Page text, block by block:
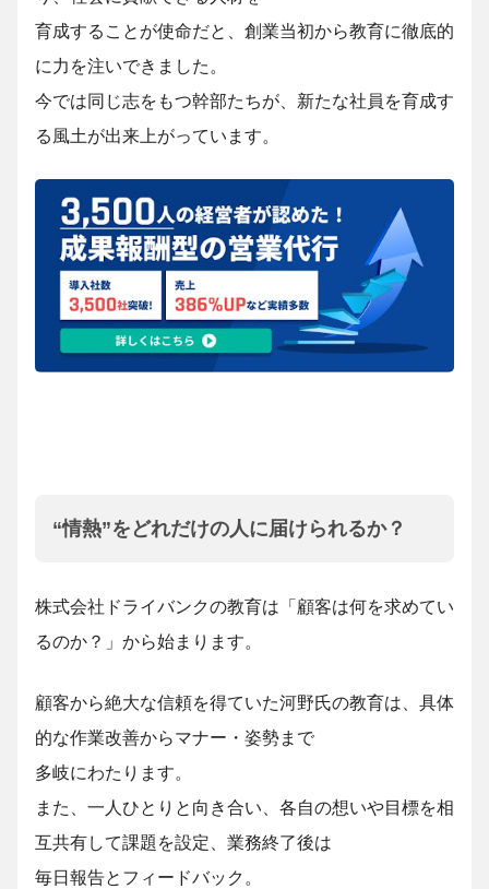
育成することが使命だと、創業当初から教育に徹底的
に力を注いできました。
今では同じ志をもつ幹部たちが、新たな社員を育成す
る風土が出来上がっています。
“情熱”をどれだけの人に届けられるか？
株式会社ドライバンクの教育は「顧客は何を求めてい
るのか？」から始まります。
顧客から絶大な信頼を得ていた河野氏の教育は、具体
的な作業改善からマナー・姿勢まで
多岐にわたります。
また、一人ひとりと向き合い、各自の想いや目標を相
互共有して課題を設定、業務終了後は
毎日報告とフィードバック。